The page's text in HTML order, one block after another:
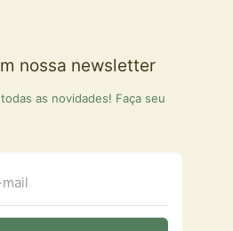
nossa newsletter
as novidades! Faça seu